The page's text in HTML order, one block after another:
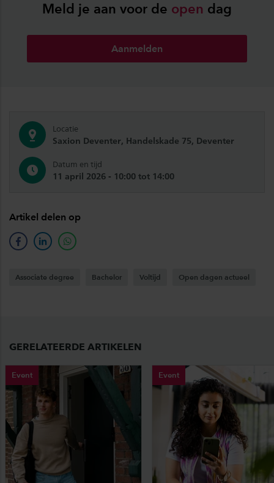
Meld je aan voor de open dag
Aanmelden
Locatie
Saxion Deventer, Handelskade 75, Deventer
Datum en tijd
11 april 2026 - 10:00 tot 14:00
Artikel delen op
facebooklinkedinwhatsapp
Associate degree Bachelor Voltijd Open dagen actueel
GERELATEERDE ARTIKELEN
Event Event